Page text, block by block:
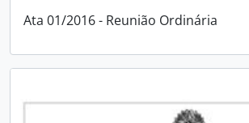
Ata 01/2016 - Reunião Ordinária